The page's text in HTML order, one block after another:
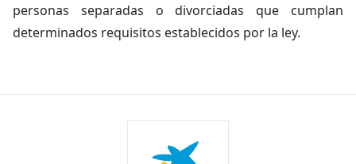
personas separadas o divorciadas que cumplan
determinados requisitos establecidos por la ley.